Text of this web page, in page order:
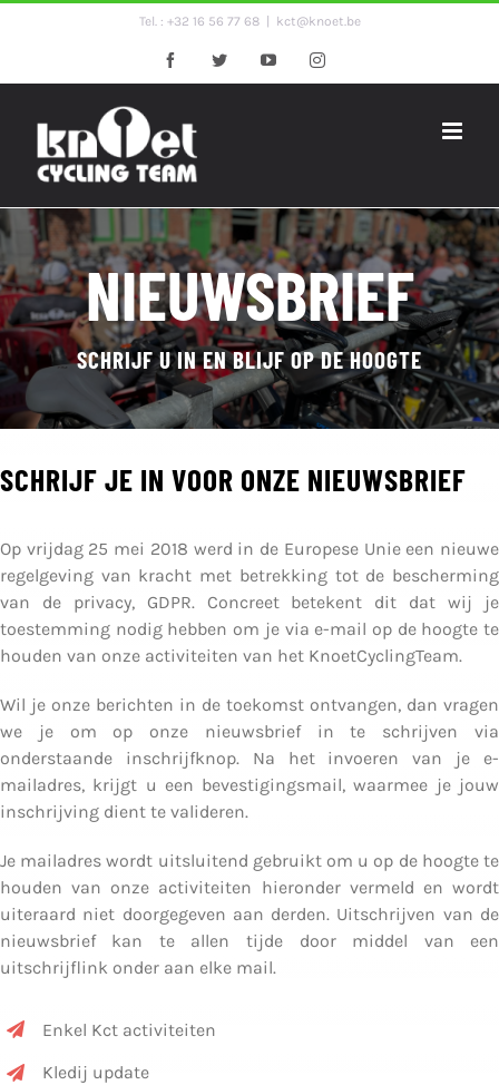
Tel. : +32 16 56 77 68 kct@knoet.be
FacebookTwitter YouTubeInstagram
NIEUWSBRIEF
SCHRIJF U IN EN BLIJF OP DE HOOGTE
SCHRIJF JE IN VOOR ONZE NIEUWSBRIEF
Op vrijdag 25 mei 2018 werd in de Europese Unie een nieuwe
regelgeving van kracht met betrekking tot de bescherming
van de privacy, GDPR. Concreet betekent dit dat wij je
toestemming nodig hebben om je via e-mail op de hoogte te
houden van onze activiteiten van het KnoetCyclingTeam.
Wil je onze berichten in de toekomst ontvangen, dan vragen
we je om op onze nieuwsbrief in te schrijven via
onderstaande inschrijfknop. Na het invoeren van je e-
mailadres, krijgt u een bevestigingsmail, waarmee je jouw
inschrijving dient te valideren.
Je mailadres wordt uitsluitend gebruikt om u op de hoogte te
houden van onze activiteiten hieronder vermeld en wordt
uiteraard niet doorgegeven aan derden. Uitschrijven van de
nieuwsbrief kan te allen tijde door middel van een
uitschrijflink onder aan elke mail.
Enkel Kct activiteiten
Kledij update